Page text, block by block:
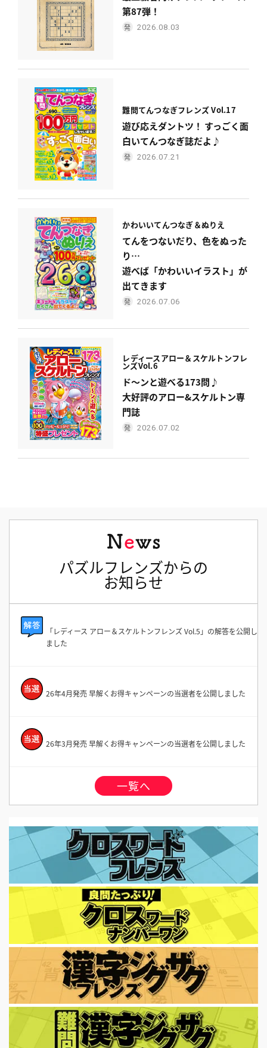
第87弾！
2026.08.03
難問てんつなぎフレンズ Vol.17
遊び応えダントツ！ すっごく面
白いてんつなぎ誌だよ♪
2026.07.21
かわいいてんつなぎ＆ぬりえ
てんをつないだり、色をぬった
り…
遊べば「かわいいイラスト」が
出てきます
2026.07.06
レディースアロー＆スケルトンフレ
ンズVol.6
ド〜ンと遊べる173問♪
大好評のアロー&スケルトン専
門誌
2026.07.02
パズルフレンズからの
お知らせ
「レディース アロー＆スケルトンフレンズ Vol.5」の解答を公開し
ました
26年4月発売 早解くお得キャンペーンの当選者を公開しました
26年3月発売 早解くお得キャンペーンの当選者を公開しました
一覧へ